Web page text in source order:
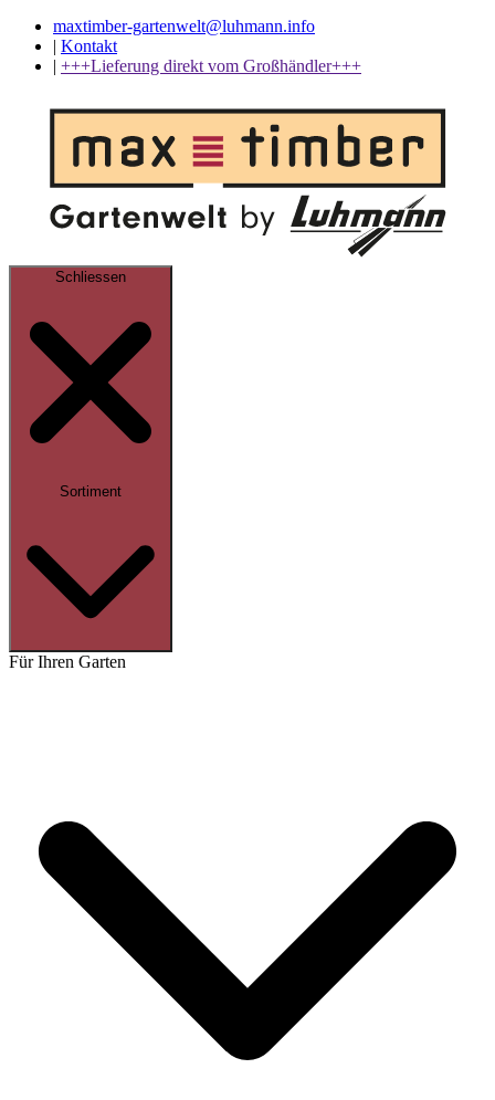
maxtimber-gartenwelt@luhmann.info
| Kontakt
| +++Lieferung direkt vom Großhändler+++
Schliessen
Sortiment
Für Ihren Garten